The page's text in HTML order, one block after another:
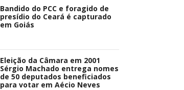
Bandido do PCC e foragido de
presídio do Ceará é capturado
em Goiás
Eleição da Câmara em 2001
Sérgio Machado entrega nomes
de 50 deputados beneficiados
para votar em Aécio Neves